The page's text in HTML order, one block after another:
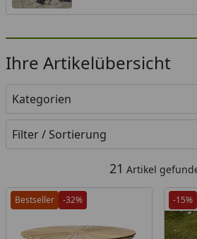
Ihre Artikelübersicht
Kategorien
Filter / Sortierung
21 Artikel
Bestseller -32% -15%